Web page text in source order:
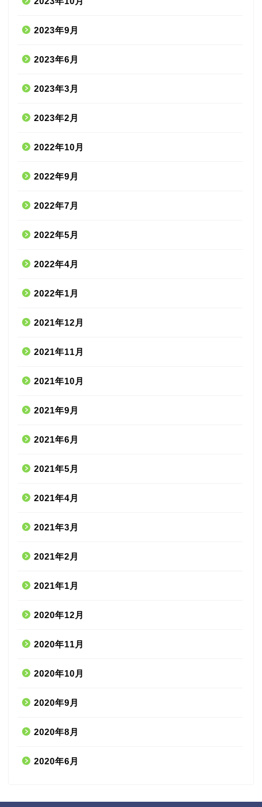
2023年9月
2023年6月
2023年3月
2023年2月
2022年10月
2022年9月
2022年7月
2022年5月
2022年4月
2022年1月
2021年12月
2021年11月
2021年10月
2021年9月
2021年6月
2021年5月
2021年4月
2021年3月
2021年2月
2021年1月
2020年12月
2020年11月
2020年10月
2020年9月
2020年8月
2020年6月